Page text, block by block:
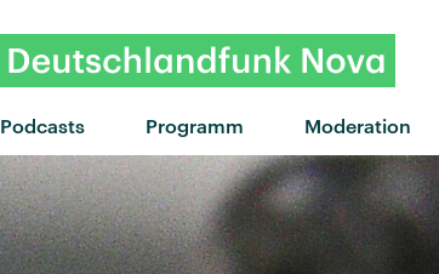
Podcasts Programm Moderation